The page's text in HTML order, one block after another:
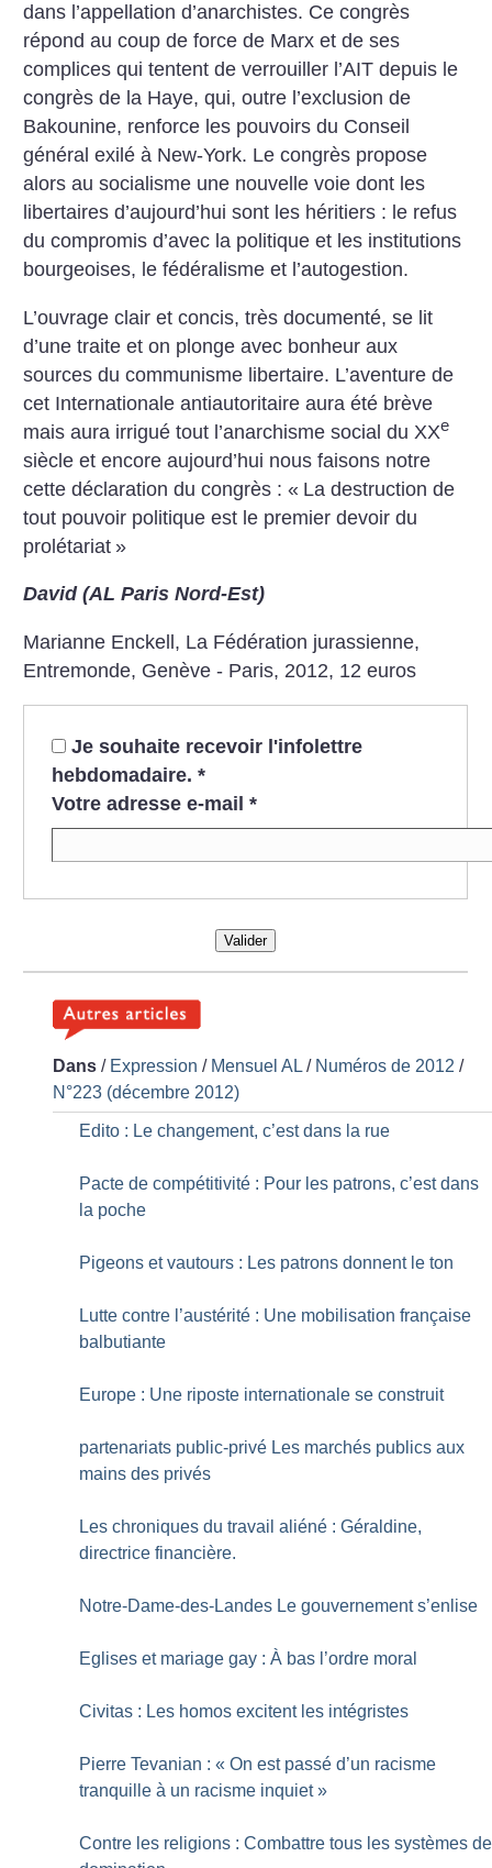
dans l’appellation d’anarchistes. Ce congrès
répond au coup de force de Marx et de ses
complices qui tentent de verrouiller l’AIT depuis le
congrès de la Haye, qui, outre l’exclusion de
Bakounine, renforce les pouvoirs du Conseil
général exilé à New-York. Le congrès propose
alors au socialisme une nouvelle voie dont les
libertaires d’aujourd’hui sont les héritiers : le refus
du compromis d’avec la politique et les institutions
bourgeoises, le fédéralisme et l’autogestion.
L’ouvrage clair et concis, très documenté, se lit
d’une traite et on plonge avec bonheur aux
sources du communisme libertaire. L’aventure de
cet Internationale antiautoritaire aura été brève
mais aura irrigué tout l’anarchisme social du XXe
siècle et encore aujourd’hui nous faisons notre
cette déclaration du congrès : « La destruction de
tout pouvoir politique est le premier devoir du
prolétariat »
David (AL Paris Nord-Est)
Marianne Enckell, La Fédération jurassienne,
Entremonde, Genève - Paris, 2012, 12 euros
Je souhaite recevoir l'infolettre
hebdomadaire. *
Votre adresse e-mail *
Valider
Dans / Expression / Mensuel AL / Numéros de 2012 /
N°223 (décembre 2012)
Edito : Le changement, c’est dans la rue
Pacte de compétitivité : Pour les patrons, c’est dans
la poche
Pigeons et vautours : Les patrons donnent le ton
Lutte contre l’austérité : Une mobilisation française
balbutiante
Europe : Une riposte internationale se construit
partenariats public-privé Les marchés publics aux
mains des privés
Les chroniques du travail aliéné : Géraldine,
directrice financière.
Notre-Dame-des-Landes Le gouvernement s’enlise
Eglises et mariage gay : À bas l’ordre moral
Civitas : Les homos excitent les intégristes
Pierre Tevanian : « On est passé d’un racisme
tranquille à un racisme inquiet »
Contre les religions : Combattre tous les systèmes de